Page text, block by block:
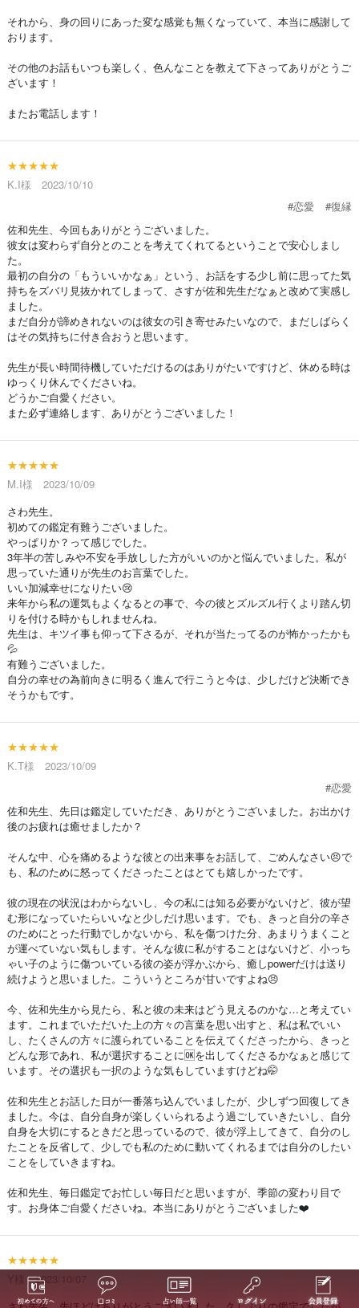
それから、身の回りにあった変な感覚も無くなっていて、本当に感謝して
おります。
その他のお話もいつも楽しく、色んなことを教えて下さってありがとうご
ざいます！
またお電話します！
★★★★★
K.I様 2023/10/10
#恋愛
#復縁
佐和先生、今回もありがとうございました。
彼女は変わらず自分とのことを考えてくれてるということで安心しまし
た。
最初の自分の「もういいかなぁ」という、お話をする少し前に思ってた気
持ちをズバリ見抜かれてしまって、さすが佐和先生だなぁと改めて実感し
ました。
まだ自分が諦めきれないのは彼女の引き寄せみたいなので、まだしばらく
はその気持ちに付き合おうと思います。
先生が長い時間待機していただけるのはありがたいですけど、休める時は
ゆっくり休んでくださいね。
どうかご自愛ください。
また必ず連絡します、ありがとうございました！
★★★★★
M.I様 2023/10/09
さわ先生。
初めての鑑定有難うございました。
やっぱりか？って感じでした。
3年半の苦しみや不安を手放しした方がいいのかと悩んでいました。私が
思っていた通りが先生のお言葉でした。
いい加減幸せになりたい😢
来年から私の運気もよくなるとの事で、今の彼とズルズル行くより踏ん切
りを付ける時かもしれませんね。
先生は、キツイ事も仰って下さるが、それが当たってるのが怖かったかも
💦
有難うございました。
自分の幸せの為前向きに明るく進んで行こうと今は、少しだけど決断でき
そうかもです。
★★★★★
K.T様 2023/10/09
#恋愛
佐和先生、先日は鑑定していただき、ありがとうございました。お出かけ
後のお疲れは癒せましたか？
そんな中、心を痛めるような彼との出来事をお話して、ごめんなさい😣で
も、私のために怒ってくださったことはとても嬉しかったです。
彼の現在の状況はわからないし、今の私には知る必要がないけど、彼が望
む形になっていたらいいなと少しだけ思います。でも、きっと自分の辛さ
のためにとった行動でしかないから、私を傷つけた分、あまりうまくこと
が運べていない気もします。そんな彼に私がすることはないけど、小っち
ゃい子のように傷ついている彼の姿が浮かぶから、癒しpowerだけは送り
続けようと思いました。こういうところが甘いですよね😣
今、佐和先生から見たら、私と彼の未来はどう見えるのかな…と考えてい
ます。これまでいただいた上の方々の言葉を思い出すと、私は私でいい
し、たくさんの方々に護られていることを伝えてくださったから、きっと
どんな形であれ、私が選択することに🆗を出してくださるかなぁと感じて
います。その選択も一択のような気もしていますけどね🤭
佐和先生とお話した日が一番落ち込んでいましたが、少しずつ回復してき
ました。今は、自分自身が楽しくいられるよう過ごしていきたいし、自分
自身を大切にするときだと思っているので、彼が浮上してきて、自分のし
たことを反省して、少しでも私のために動いてくれるまでは自分のしたい
ことをしていきますね。
佐和先生、毎日鑑定でお忙しい毎日だと思いますが、季節の変わり目で
す。お身体ご自愛くださいね。本当にありがとうございました❤️
★★★★★
Y様 2023/10/07